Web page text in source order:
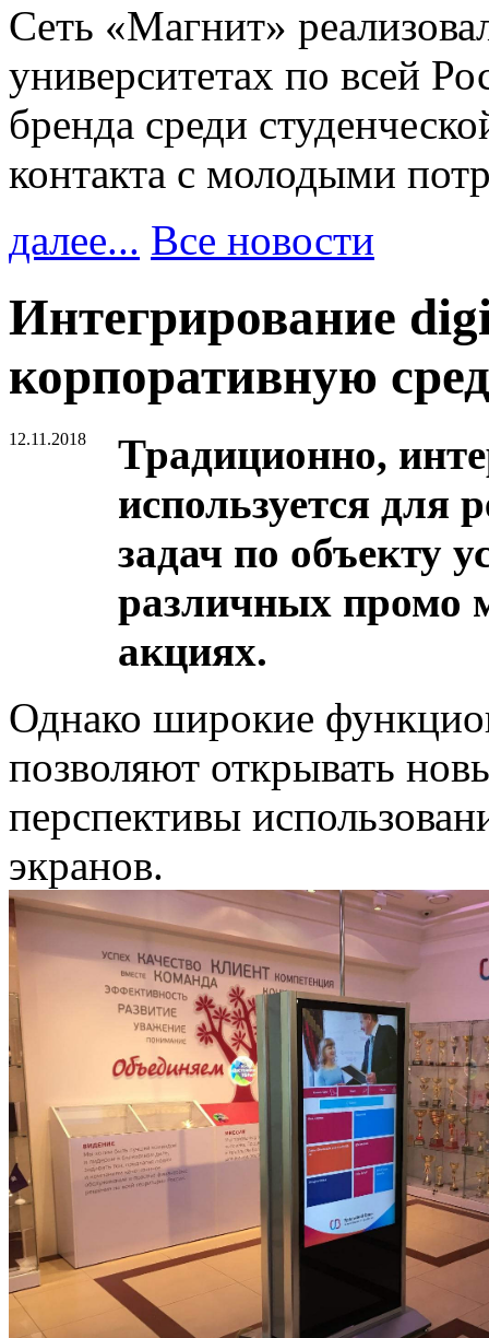
Сеть «Магнит»
университетах по всей
бренда среди
контакта с молодыми
далее... Все новости
Интегрирование
корпоративную
12.11.2018
Традиционно,
используется для
задач по объекту
различных промо
акциях.
Однако широкие
позволяют открывать
перспективы
экранов.